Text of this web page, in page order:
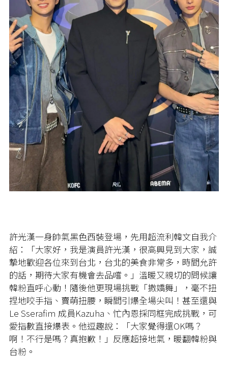
許光漢一身帥氣黑色西裝登場，先用超流利韓文自我介
紹：「大家好，我是演員許光漢，很高興見到大家，誠
摯地歡迎各位來到台北，台北的美食非常多，時間允許
的話，期待大家有機會去品嚐。」溫暖又親切的問候讓
韓粉直呼心動！隨後他更現場挑戰「撒嬌舞」，毫不扭
捏地咬手指、賣萌扭腰，瞬間引爆全場尖叫！甚至還與
Le Sserafim 成員Kazuha、忙內恩採同框完成挑戰，可
愛指數直接爆表。他逗趣說：「大家覺得還OK嗎？
啊！不行是嗎？真抱歉！」反應超接地氣，暖翻韓粉與
台粉。